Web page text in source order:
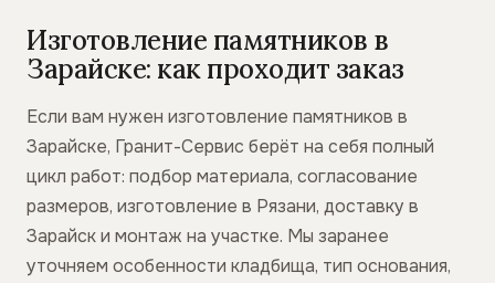
Изготовление памятников в
Зарайске: как проходит заказ
Если вам нужен изготовление памятников в
Зарайске, Гранит-Сервис берёт на себя полный
цикл работ: подбор материала, согласование
размеров, изготовление в Рязани, доставку в
Зарайск и монтаж на участке. Мы заранее
уточняем особенности кладбища, тип основания,